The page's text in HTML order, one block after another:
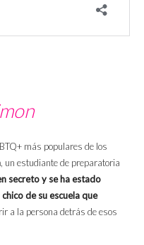
más populares de los
, un estudiante de preparatoria
secreto y se ha estado
de su escuela que
a la persona detrás de esos